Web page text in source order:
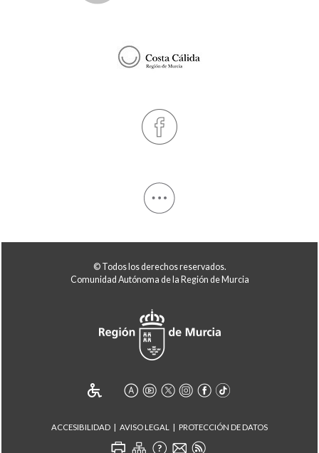
© Todos los derechos reservados.
Comunidad Autónoma de la Región de Murcia
ACCESIBILIDAD AVISO LEGAL PROTECCIÓN DE DATOS